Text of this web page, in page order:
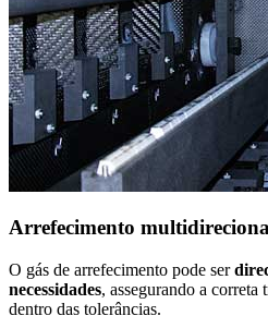
Arrefecimento
O gás de arrefecimento pode ser
necessidades, assegurando a correta
dentro das tolerâncias.